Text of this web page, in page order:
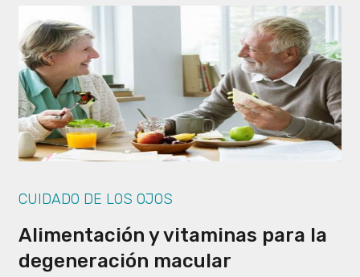
CUIDADO DE LOS OJOS
Alimentación y vitaminas para la
degeneración macular